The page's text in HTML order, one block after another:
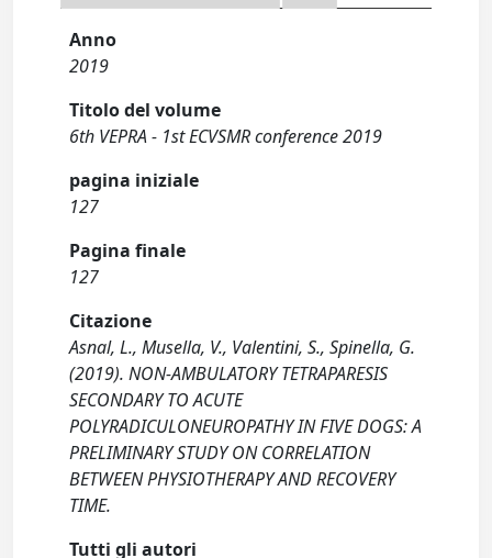
Anno
2019
Titolo del volume
6th VEPRA - 1st ECVSMR conference 2019
pagina iniziale
127
Pagina finale
127
Citazione
Asnal, L., Musella, V., Valentini, S., Spinella, G.
(2019). NON-AMBULATORY TETRAPARESIS
SECONDARY TO ACUTE
POLYRADICULONEUROPATHY IN FIVE DOGS: A
PRELIMINARY STUDY ON CORRELATION
BETWEEN PHYSIOTHERAPY AND RECOVERY
TIME.
Tutti gli autori